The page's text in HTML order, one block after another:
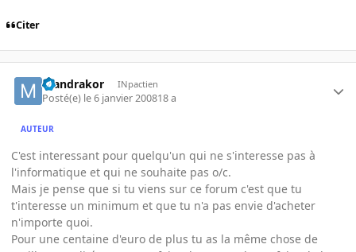
Citer
mandrakor INpactien
Posté(e) le 6 janvier 200818 a
AUTEUR
C'est interessant pour quelqu'un qui ne s'interesse pas à
l'informatique et qui ne souhaite pas o/c.
Mais je pense que si tu viens sur ce forum c'est que tu
t'interesse un minimum et que tu n'a pas envie d'acheter
n'importe quoi.
Pour une centaine d'euro de plus tu as la même chose de